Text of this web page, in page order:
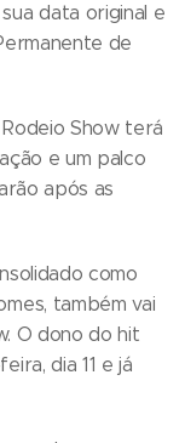
data original e
de
Show terá
e um palco
após as
como
também vai
O dono do hit
dia 11 e já